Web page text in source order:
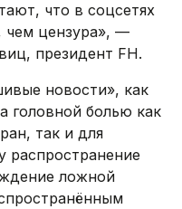
что в соцсетях
чем цензура», —
президент FH.
новости», как
головной болью как
так и для
распространение
ложной